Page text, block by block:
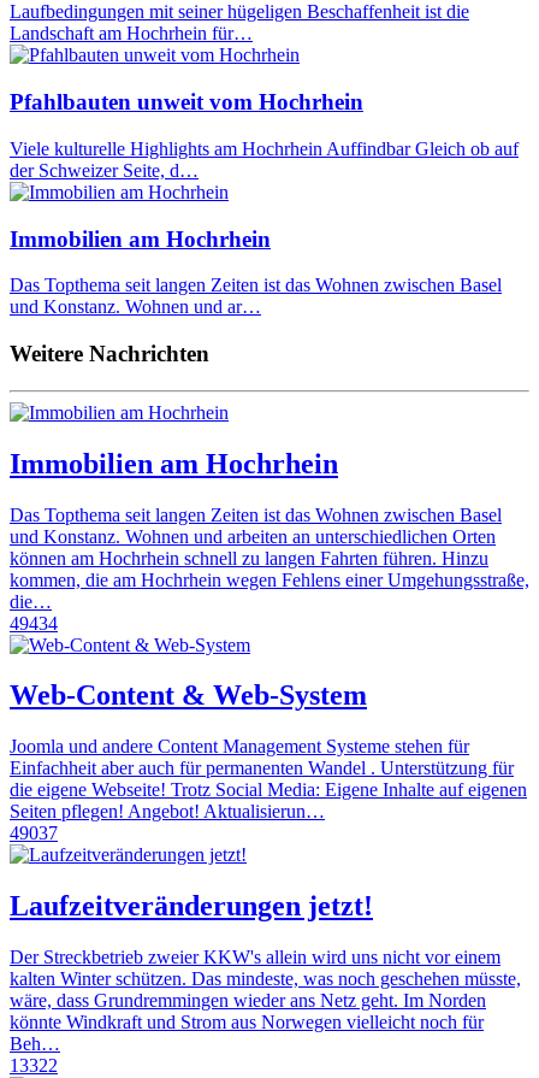
Laufbedingungen mit seiner hügeligen Beschaffenheit ist die
Landschaft am Hochrhein für…
Pfahlbauten unweit vom Hochrhein
Viele kulturelle Highlights am Hochrhein Auffindbar Gleich ob auf
der Schweizer Seite, d…
Immobilien am Hochrhein
Das Topthema seit langen Zeiten ist das Wohnen zwischen Basel
und Konstanz. Wohnen und ar…
Weitere Nachrichten
Immobilien am Hochrhein
Das Topthema seit langen Zeiten ist das Wohnen zwischen Basel
und Konstanz. Wohnen und arbeiten an unterschiedlichen Orten
können am Hochrhein schnell zu langen Fahrten führen. Hinzu
kommen, die am Hochrhein wegen Fehlens einer Umgehungsstraße,
die…
49434
Web-Content & Web-System
Joomla und andere Content Management Systeme stehen für
Einfachheit aber auch für permanenten Wandel . Unterstützung für
die eigene Webseite! Trotz Social Media: Eigene Inhalte auf eigenen
Seiten pflegen! Angebot! Aktualisierun…
49037
Laufzeitveränderungen jetzt!
Der Streckbetrieb zweier KKW's allein wird uns nicht vor einem
kalten Winter schützen. Das mindeste, was noch geschehen müsste,
wäre, dass Grundremmingen wieder ans Netz geht. Im Norden
könnte Windkraft und Strom aus Norwegen vielleicht noch für
Beh…
13322